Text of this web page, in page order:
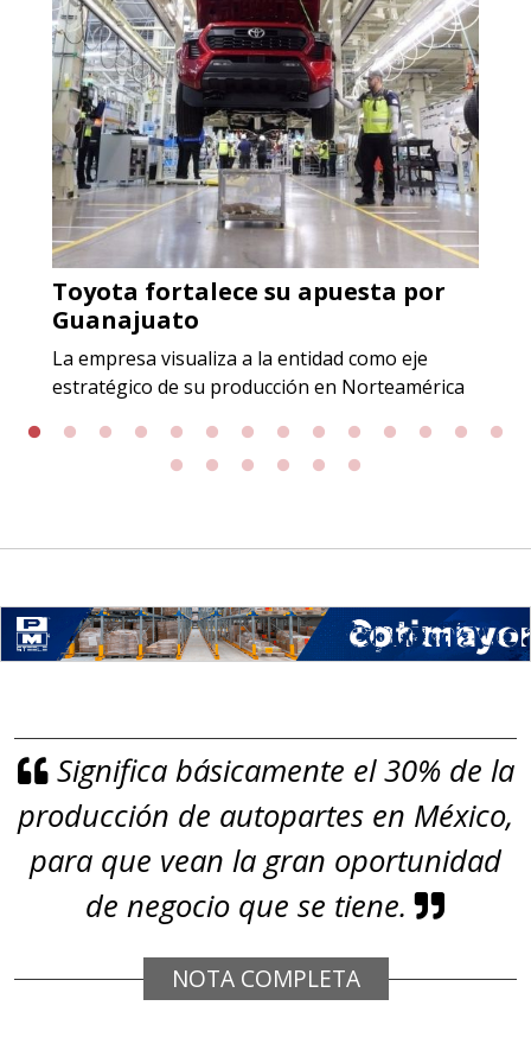
Incluyendo grado 304. Requisitos:
Garantizar composición química y
origen adecuados (especialmente
para grafito) y contar con sistemas
de calidad y gestión ambiental.
Aplicar al Requerimiento
Empresa en Jalisco
GRAFITO LAMINADO EN
ROLLO
Especificaciones:
gestión ambiental.
Empresa en Jalisco
Requiere:
Especificaciones:
De alta pureza y composición
Garantizar composición química y
Toyota fortalece su apuesta por
Guanajuato
La empresa visualiza a la entidad como eje
estratégico de su producción en Norteamérica
Significa básicamente el 30% de la
producción de autopartes en México,
para que vean la gran oportunidad
de negocio que se tiene.
NOTA COMPLETA